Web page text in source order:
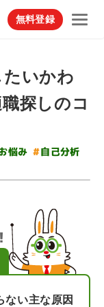
無料登録
たいかわ
探しのコ
悩み #自己分析
ない主な原因